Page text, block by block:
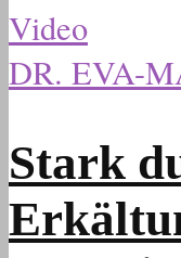
Video
DR. EVA-
Stark